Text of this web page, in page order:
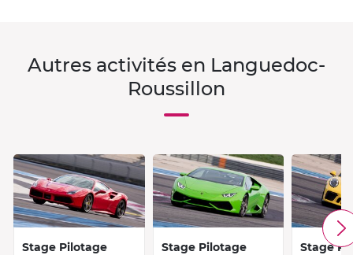
Autres activités en Languedoc-
Roussillon
Stage Pilotage
Stage Pilotage
Stage